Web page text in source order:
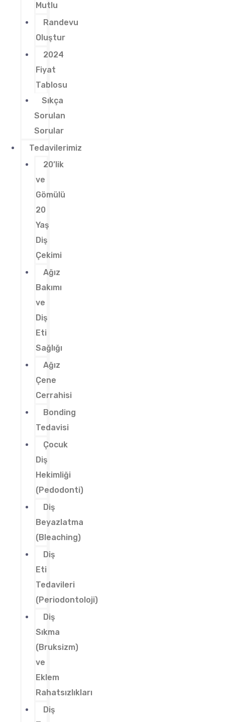
Mutlu
Randevu
Oluştur
2024
Fiyat
Tablosu
Sıkça
Sorulan
Sorular
Tedavilerimiz
20’lik
ve
Gömülü
20
Yaş
Diş
Çekimi
Ağız
Bakımı
ve
Diş
Eti
Sağlığı
Ağız
Çene
Cerrahisi
Bonding
Tedavisi
Çocuk
Diş
Hekimliği
(Pedodonti)
Diş
Beyazlatma
(Bleaching)
Diş
Eti
Tedavileri
(Periodontoloji)
Diş
Sıkma
(Bruksizm)
ve
Eklem
Rahatsızlıkları
Diş